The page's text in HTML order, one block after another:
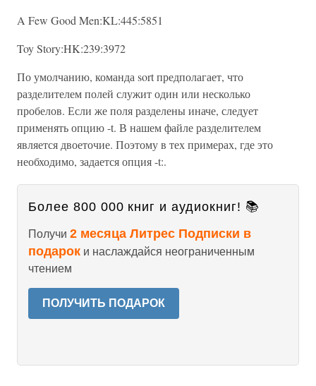
A Few Good Men:KL:445:5851
Toy Story:HK:239:3972
По умолчанию, команда sort предполагает, что
разделителем полей служит один или несколько
пробелов. Если же поля разделены иначе, следует
применять опцию -t. В нашем файле разделителем
является двоеточие. Поэтому в тех примерах, где это
необходимо, задается опция -t:.
Более 800 000 книг и аудиокниг! 📚
Получи 2 месяца Литрес Подписки в
подарок и наслаждайся неограниченным
чтением
ПОЛУЧИТЬ ПОДАРОК